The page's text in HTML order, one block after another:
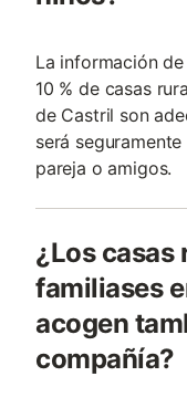
La información
10 % de casas
de Castril son
será
pareja o amigos.
¿Los casas
familiases
acogen
compañía?